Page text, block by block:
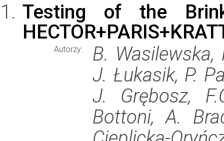
Testing of the
Autorzy:
B. Wasilewska,
J. Łukasik, P.
J. Grębosz,
Bottoni, A.